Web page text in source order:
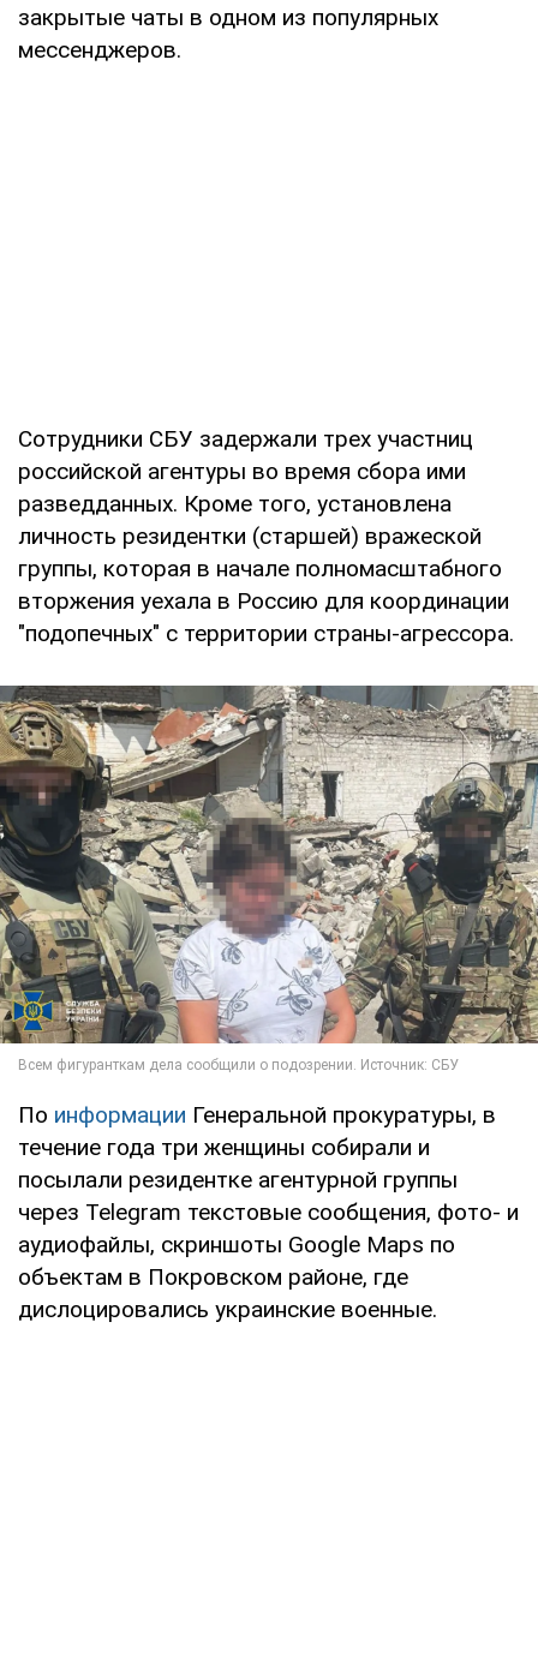
закрытые чаты в одном из популярных
мессенджеров.
Сотрудники СБУ задержали трех участниц
российской агентуры во время сбора ими
разведданных. Кроме того, установлена
личность резидентки (старшей) вражеской
группы, которая в начале полномасштабного
вторжения уехала в Россию для координации
"подопечных" с территории страны-агрессора.
По информации Генеральной прокуратуры, в
течение года три женщины собирали и
посылали резидентке агентурной группы
через Telegram текстовые сообщения, фото- и
аудиофайлы, скриншоты Google Maps по
объектам в Покровском районе, где
дислоцировались украинские военные.